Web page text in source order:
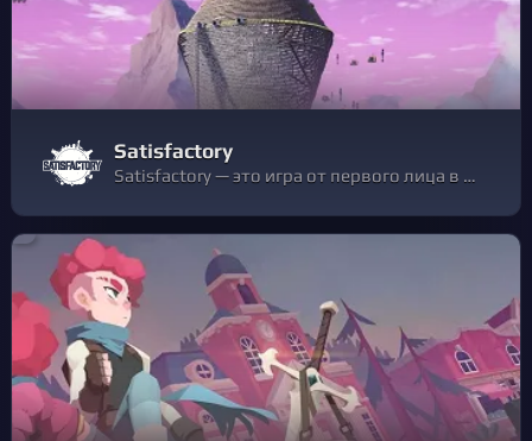
Satisfactory
Satisfactory — это игра от первого лица в открытом мире, вы которой вам нужно строить заводы, с упором на исследования и бои. Играйте в одиночестве или с друзьями, исследуйте незнакомую планету, возводите многоэтажные заводы и вступите в конвейерный рай!